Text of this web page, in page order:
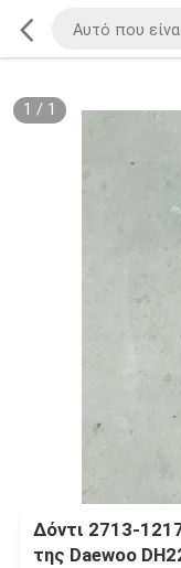
1 / 1
Δόντι 2713-
της Daewoo